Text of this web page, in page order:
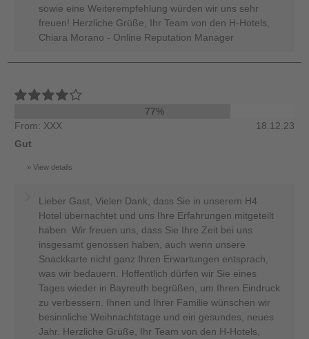
sowie eine Weiterempfehlung würden wir uns sehr
freuen! Herzliche Grüße, Ihr Team von den H-Hotels,
Chiara Morano - Online Reputation Manager
77%
From: XXX
18.12.23
Gut
View details
Lieber Gast, Vielen Dank, dass Sie in unserem H4
Hotel übernachtet und uns Ihre Erfahrungen mitgeteilt
haben. Wir freuen uns, dass Sie Ihre Zeit bei uns
insgesamt genossen haben, auch wenn unsere
Snackkarte nicht ganz Ihren Erwartungen entsprach,
was wir bedauern. Hoffentlich dürfen wir Sie eines
Tages wieder in Bayreuth begrüßen, um Ihren Eindruck
zu verbessern. Ihnen und Ihrer Familie wünschen wir
besinnliche Weihnachtstage und ein gesundes, neues
Jahr. Herzliche Grüße, Ihr Team von den H-Hotels,